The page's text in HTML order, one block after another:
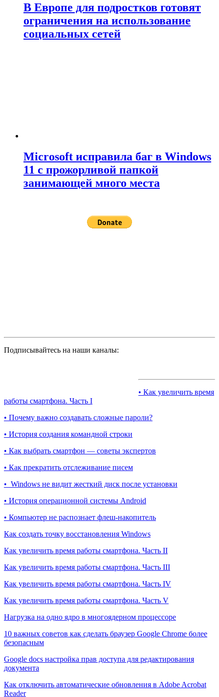
В Европе для подростков готовят
ограничения на использование
социальных сетей
Microsoft исправила баг в Windows
11 с прожорливой папкой
занимающей много места
Подписывайтесь на наши каналы:
• Как увеличить время
работы смартфона. Часть I
• Почему важно создавать сложные пароли?
• История создания командной строки
• Как выбрать смартфон — советы экспертов
• Как прекратить отслеживание писем
• Windows не видит жесткий диск после установки
• История операционной системы Android
• Компьютер не распознает флеш-накопитель
Как создать точку восстановления Windows
Как увеличить время работы смартфона. Часть II
Как увеличить время работы смартфона. Часть III
Как увеличить время работы смартфона. Часть IV
Как увеличить время работы смартфона. Часть V
Нагрузка на одно ядро в многоядерном процессоре
10 важных советов как сделать браузер Google Chrome более
безопасным
Google docs настройка прав доступа для редактирования
документа
Как отключить автоматические обновления в Adobe Acrobat
Reader